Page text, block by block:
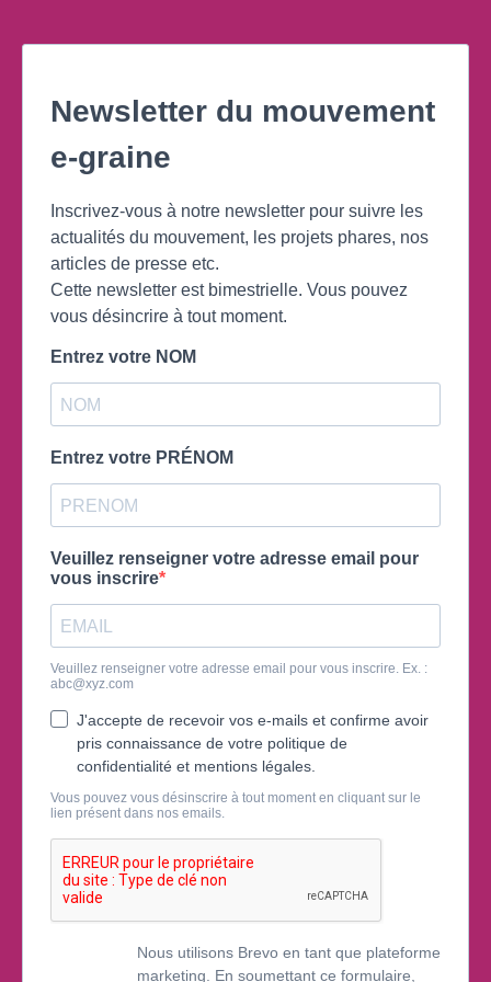
Newsletter du mouvement
e-graine
Inscrivez-vous à notre newsletter pour suivre les
actualités du mouvement, les projets phares, nos
articles de presse etc.
Cette newsletter est bimestrielle. Vous pouvez
vous désincrire à tout moment.
Entrez votre NOM
Entrez votre PRÉNOM
Veuillez renseigner votre adresse email pour
vous inscrire
Veuillez renseigner votre adresse email pour vous inscrire. Ex. :
abc@xyz.com
J'accepte de recevoir vos e-mails et confirme avoir
pris connaissance de votre politique de
confidentialité et mentions légales.
Vous pouvez vous désinscrire à tout moment en cliquant sur le
lien présent dans nos emails.
Nous utilisons Brevo en tant que plateforme
marketing. En soumettant ce formulaire,